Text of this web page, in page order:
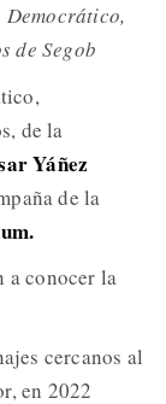
de Segob
de la
Yáñez
de la
a conocer la
cercanos al
en 2022